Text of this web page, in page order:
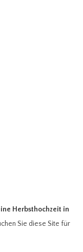
Herbsthochzeit in
Sie diese Site für